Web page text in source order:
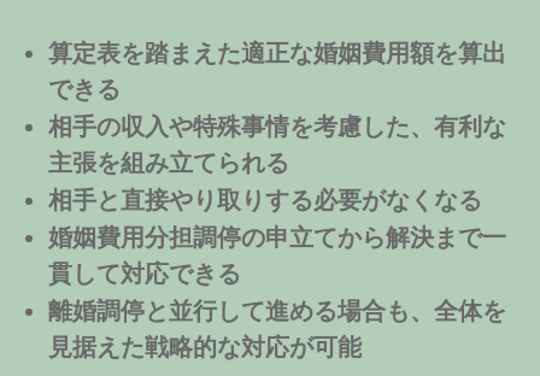
Aさんは、配偶者から多額の生活費を請求され
ていました。そのままの金額を支払い続ければ
自身の生活が成り立たなくなるため、別居を機
に適正な金額を明確にしたいとのことで、当事
務所にご相談にいらっしゃいました。
当事務所では、Aさんの年収や家族構成などの
事情を詳細にお聞きし、裁判所の算定表に基づ
算定表を踏まえた適正な婚姻費用額を算出
できる
相手の収入や特殊事情を考慮した、有利な
主張を組み立てられる
相手と直接やり取りする必要がなくなる
婚姻費用分担調停の申立てから解決まで一
貫して対応できる
離婚調停と並行して進める場合も、全体を
見据えた戦略的な対応が可能